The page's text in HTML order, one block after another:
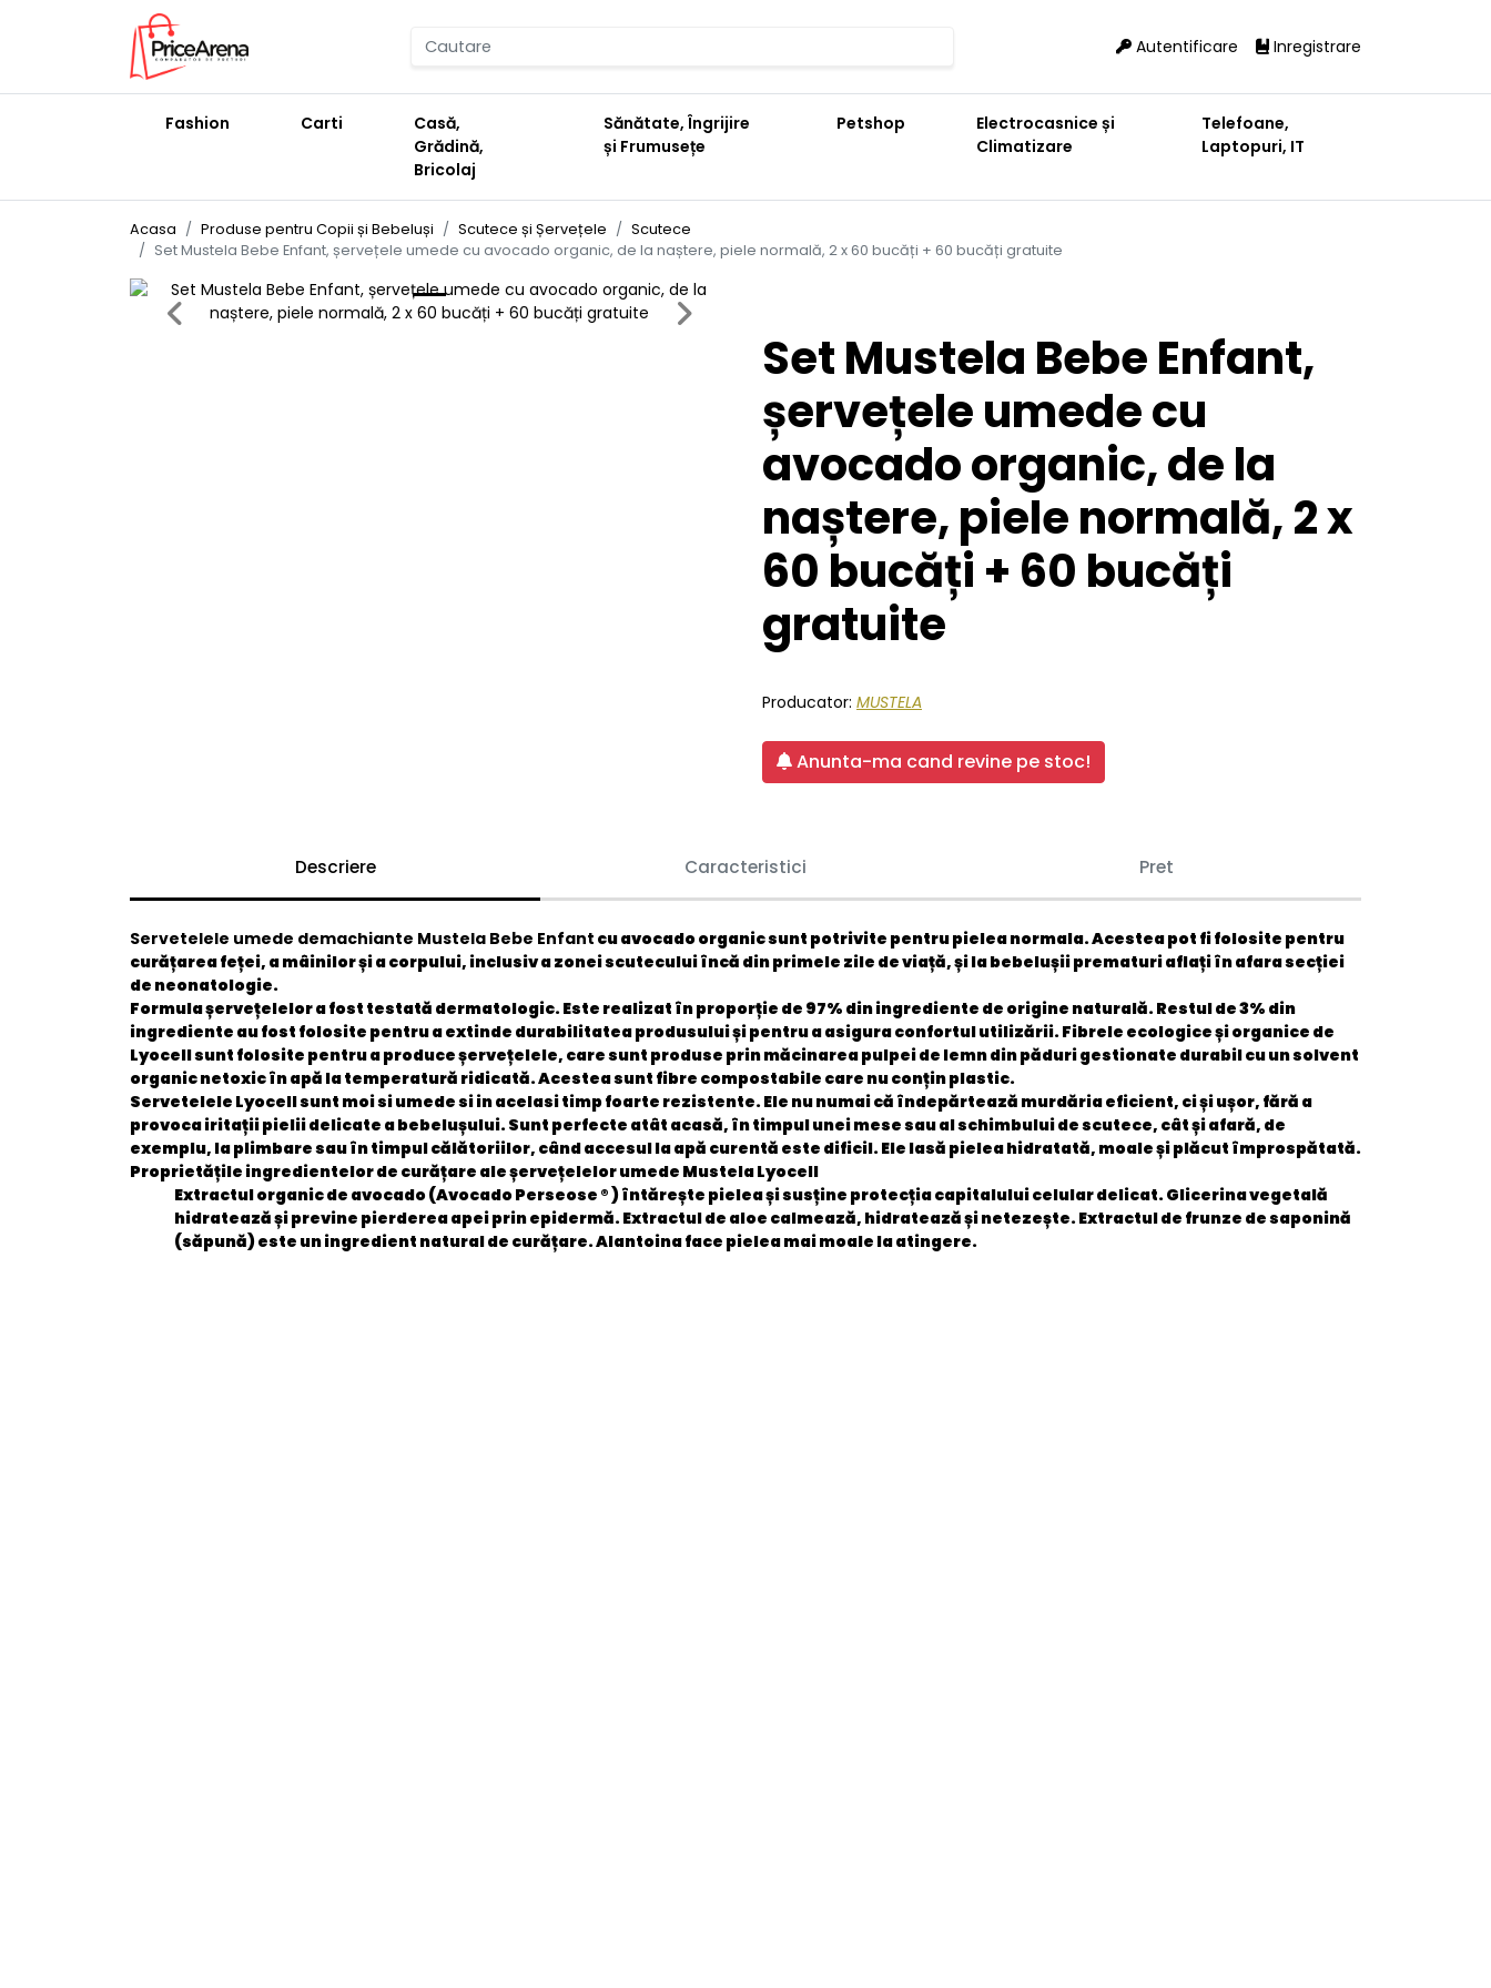
Autentificare Inregistrare
Fashion Carti
Casă,
Grădină,
Bricolaj
Sănătate, Îngrijire
și Frumusețe
Petshop
Electrocasnice și
Climatizare
Telefoane,
Laptopuri, IT
Acasa Produse pentru Copii și Bebeluși Scutece și Șervețele
Scutece
Set Mustela Bebe Enfant, șervețele umede cu avocado organic, de la naștere, piele normală, 2 x 60 bucăți + 60 bucăți gratuite
Previous Next
Set Mustela Bebe Enfant,
șervețele umede cu
avocado organic, de la
naștere, piele normală, 2 x
60 bucăți + 60 bucăți
gratuite
Producator: MUSTELA
Anunta-ma cand revine pe stoc!
Descriere Caracteristici Pret
Servetelele umede demachiante Mustela Bebe Enfant cu avocado organic sunt potrivite pentru pielea normala. Acestea pot fi folosite pentru
curățarea feței, a mâinilor și a corpului, inclusiv a zonei scutecului încă din primele zile de viață, și la bebelușii prematuri aflați în afara secției
de neonatologie.
Formula șervețelelor a fost testată dermatologic. Este realizat în proporție de 97% din ingrediente de origine naturală. Restul de 3% din
ingrediente au fost folosite pentru a extinde durabilitatea produsului și pentru a asigura confortul utilizării. Fibrele ecologice și organice de
Lyocell sunt folosite pentru a produce șervețelele, care sunt produse prin măcinarea pulpei de lemn din păduri gestionate durabil cu un solvent
organic netoxic în apă la temperatură ridicată. Acestea sunt fibre compostabile care nu conțin plastic.
Servetelele Lyocell sunt moi si umede si in acelasi timp foarte rezistente. Ele nu numai că îndepărtează murdăria eficient, ci și ușor, fără a
provoca iritații pielii delicate a bebelușului. Sunt perfecte atât acasă, în timpul unei mese sau al schimbului de scutece, cât și afară, de
exemplu, la plimbare sau în timpul călătoriilor, când accesul la apă curentă este dificil. Ele lasă pielea hidratată, moale și plăcut împrospătată.
Proprietățile ingredientelor de curățare ale șervețelelor umede Mustela Lyocell
Extractul organic de avocado(Avocado Perseose ® ) întărește pielea și susține protecția capitalului celular delicat.Glicerina vegetală
hidratează și previne pierderea apei prin epidermă.Extractul de aloe calmează, hidratează și netezește.Extractul de frunze de saponină
(săpună) este un ingredient natural de curățare.Alantoinaface pielea mai moale la atingere.